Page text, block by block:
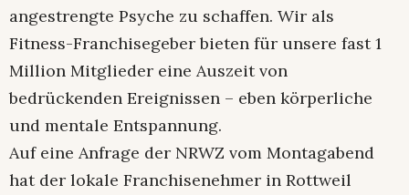
angestrengte Psyche zu schaffen. Wir als
Fitness-Franchisegeber bieten für unsere fast 1
Million Mitglieder eine Auszeit von
bedrückenden Ereignissen – eben körperliche
und mentale Entspannung.
Auf eine Anfrage der NRWZ vom Montagabend
hat der lokale Franchisenehmer in Rottweil